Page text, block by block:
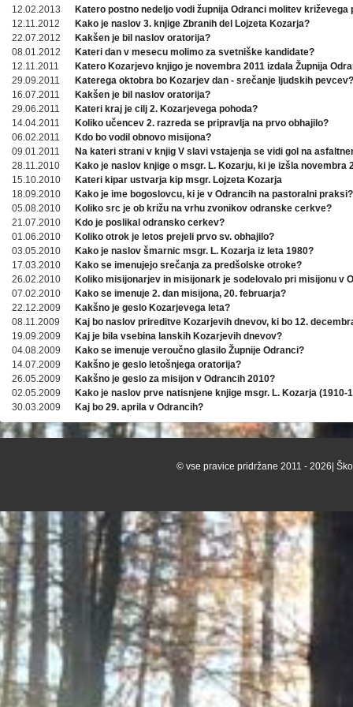
12.02.2013
Katero postno nedeljo vodi župnija Odranci molitev križevega
12.11.2012
Kako je naslov 3. knjige Zbranih del Lojzeta Kozarja?
22.07.2012
Kakšen je bil naslov oratorija?
08.01.2012
Kateri dan v mesecu molimo za svetniške kandidate?
12.11.2011
Katero Kozarjevo knjigo je novembra 2011 izdala Župnija
29.09.2011
Katerega oktobra bo Kozarjev dan - srečanje ljudskih pevcev?
16.07.2011
Kakšen je bil naslov oratorija?
29.06.2011
Kateri kraj je cilj 2. Kozarjevega pohoda?
14.04.2011
Koliko učencev 2. razreda se pripravlja na prvo obhajilo?
06.02.2011
Kdo bo vodil obnovo misijona?
09.01.2011
Na kateri strani v knjig V slavi vstajenja se vidi gol na
28.11.2010
Kako je naslov knjige o msgr. L. Kozarju, ki je izšla novembra
15.10.2010
Kateri kipar ustvarja kip msgr. Lojzeta Kozarja
18.09.2010
Kako je ime bogoslovcu, ki je v Odrancih na pastoralni praksi?
05.08.2010
Koliko src je ob križu na vrhu zvonikov odranske cerkve?
21.07.2010
Kdo je poslikal odransko cerkev?
01.06.2010
Koliko otrok je letos prejeli prvo sv. obhajilo?
03.05.2010
Kako je naslov šmarnic msgr. L. Kozarja iz leta 1980?
17.03.2010
Kako se imenujejo srečanja za predšolske otroke?
26.02.2010
Koliko misijonarjev in misijonark je sodelovalo pri misijonu v
07.02.2010
Kako se imenuje 2. dan misijona, 20. februarja?
22.12.2009
Kakšno je geslo Kozarjevega leta?
08.11.2009
Kaj bo naslov prireditve Kozarjevih dnevov, ki bo 12.
19.09.2009
Kaj je bila vsebina lanskih Kozarjevih dnevov?
04.08.2009
Kako se imenuje veroučno glasilo Župnije Odranci?
14.07.2009
Kakšno je geslo letošnjega oratorija?
26.05.2009
Kakšno je geslo za misijon v Odrancih 2010?
02.05.2009
Kako je naslov prve natisnjene knjige msgr. L. Kozarja (1910-
30.03.2009
Kaj bo 29. aprila v Odrancih?
© vse pravice pridržane 2011 - 2026|